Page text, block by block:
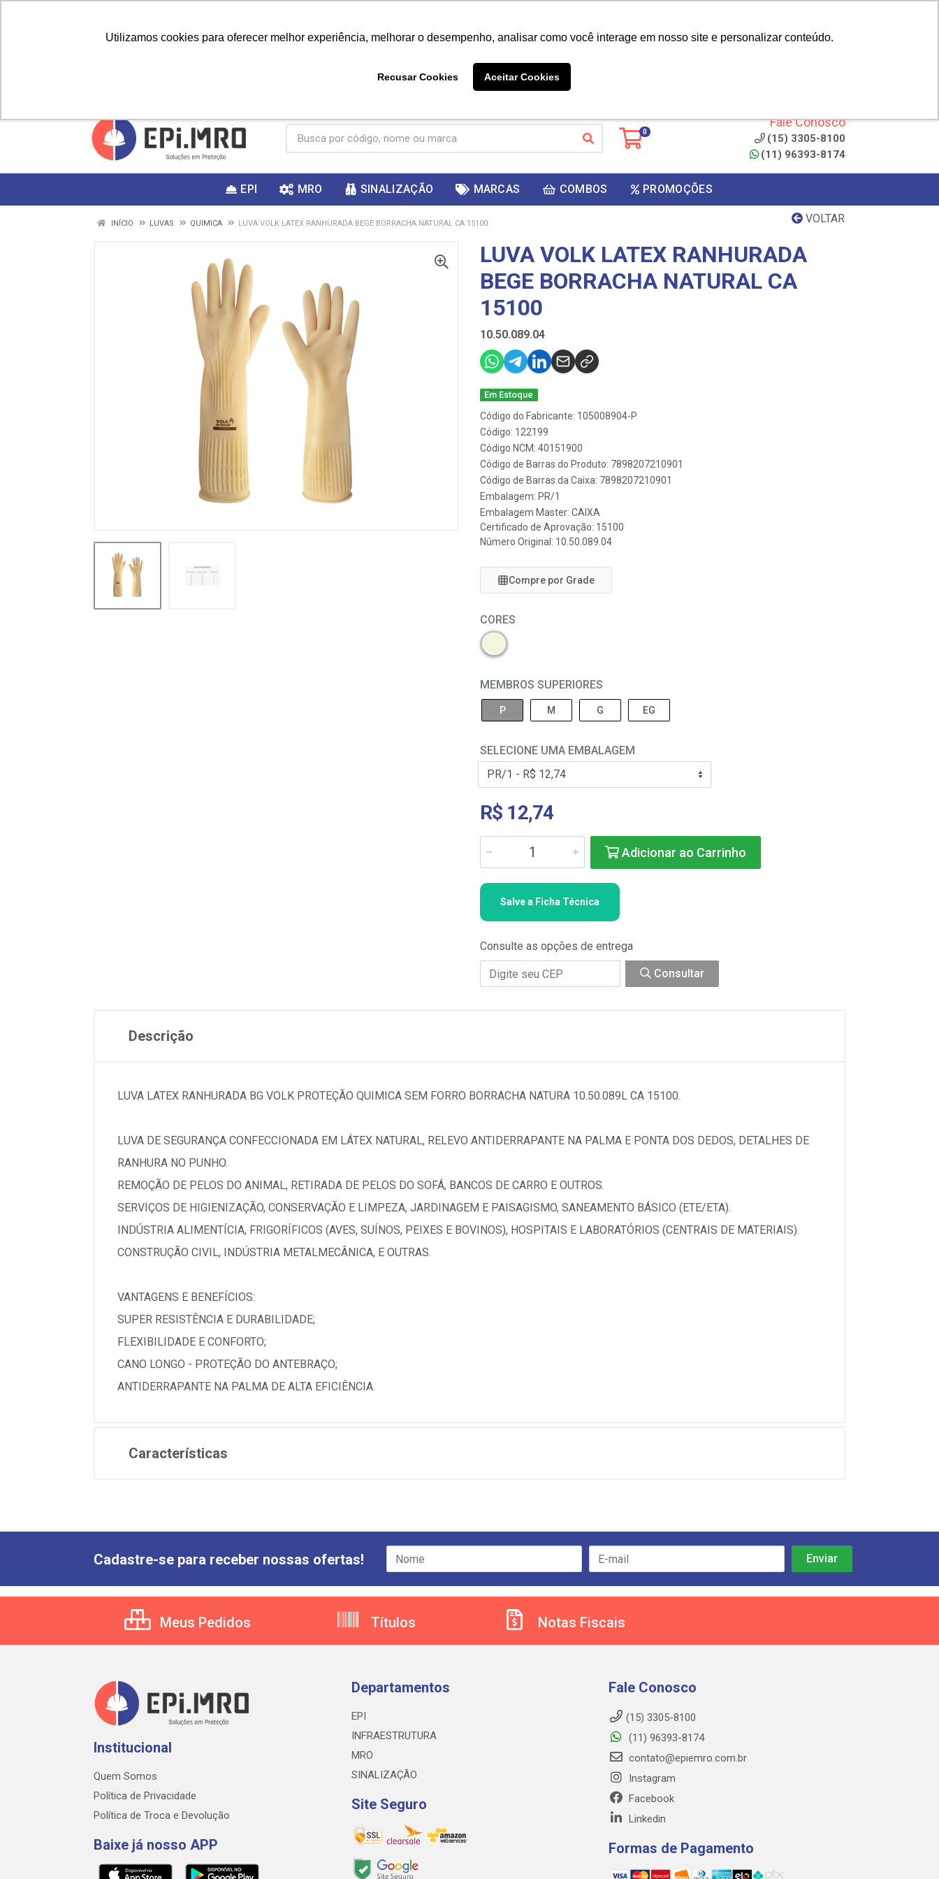
Utilizamos cookies para oferecer melhor experiência, melhorar o desempenho, analisar como você interage em nosso site e personalizar conteúdo.
Recusar Cookies Aceitar Cookies
ganhar
0
Fale Conosco
(15) 3305-8100
(11) 96393-8174
EPI MRO SINALIZAÇÃO MARCAS COMBOS PROMOÇÕES
VOLTAR
INÍCIO LUVAS QUIMICA LUVA VOLK LATEX RANHURADA BEGE BORRACHA NATURAL CA 15100
LUVA VOLK LATEX RANHURADA
BEGE BORRACHA NATURAL CA
15100
10.50.089.04
Em Estoque
Código do Fabricante: 105008904-P
Código: 122199
Código NCM: 40151900
Código de Barras do Produto: 7898207210901
Código de Barras da Caixa: 7898207210901
Embalagem: PR/1
Embalagem Master: CAIXA
Certificado de Aprovação: 15100
Número Original: 10.50.089.04
Compre por Grade
CORES
MEMBROS SUPERIORES
P M G EG
SELECIONE UMA EMBALAGEM
R$ 12,74
Adicionar ao Carrinho
Salve a Ficha Técnica
Consulte as opções de entrega
Consultar
Descrição
LUVA LATEX RANHURADA BG VOLK PROTEÇÃO QUIMICA SEM FORRO BORRACHA NATURA 10.50.089L CA 15100.
LUVA DE SEGURANÇA CONFECCIONADA EM LÁTEX NATURAL, RELEVO ANTIDERRAPANTE NA PALMA E PONTA DOS DEDOS, DETALHES DE
RANHURA NO PUNHO.
REMOÇÃO DE PELOS DO ANIMAL, RETIRADA DE PELOS DO SOFÁ, BANCOS DE CARRO E OUTROS.
SERVIÇOS DE HIGIENIZAÇÃO, CONSERVAÇÃO E LIMPEZA, JARDINAGEM E PAISAGISMO, SANEAMENTO BÁSICO (ETE/ETA).
INDÚSTRIA ALIMENTÍCIA, FRIGORÍFICOS (AVES, SUÍNOS, PEIXES E BOVINOS), HOSPITAIS E LABORATÓRIOS (CENTRAIS DE MATERIAIS).
CONSTRUÇÃO CIVIL, INDÚSTRIA METALMECÂNICA, E OUTRAS.
VANTAGENS E BENEFÍCIOS:
SUPER RESISTÊNCIA E DURABILIDADE;
FLEXIBILIDADE E CONFORTO;
CANO LONGO - PROTEÇÃO DO ANTEBRAÇO;
ANTIDERRAPANTE NA PALMA DE ALTA EFICIÊNCIA.
Características
Cadastre-se para receber nossas ofertas!
Meus Pedidos Títulos Notas Fiscais
Institucional
Quem Somos
Política de Privacidade
Política de Troca e Devolução
Baixe já nosso APP
Departamentos
EPI
INFRAESTRUTURA
MRO
SINALIZAÇÃO
Site Seguro
Fale Conosco
(15) 3305-8100
(11) 96393-8174
contato@epiemro.com.br
Instagram
Facebook
Linkedin
Formas de Pagamento